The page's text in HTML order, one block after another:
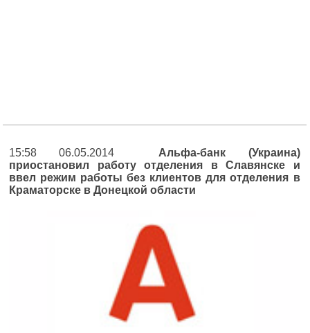
15:58 06.05.2014 Альфа-банк (Украина)
приостановил работу отделения в Славянске и
ввел режим работы без клиентов для отделения в
Краматорске в Донецкой области